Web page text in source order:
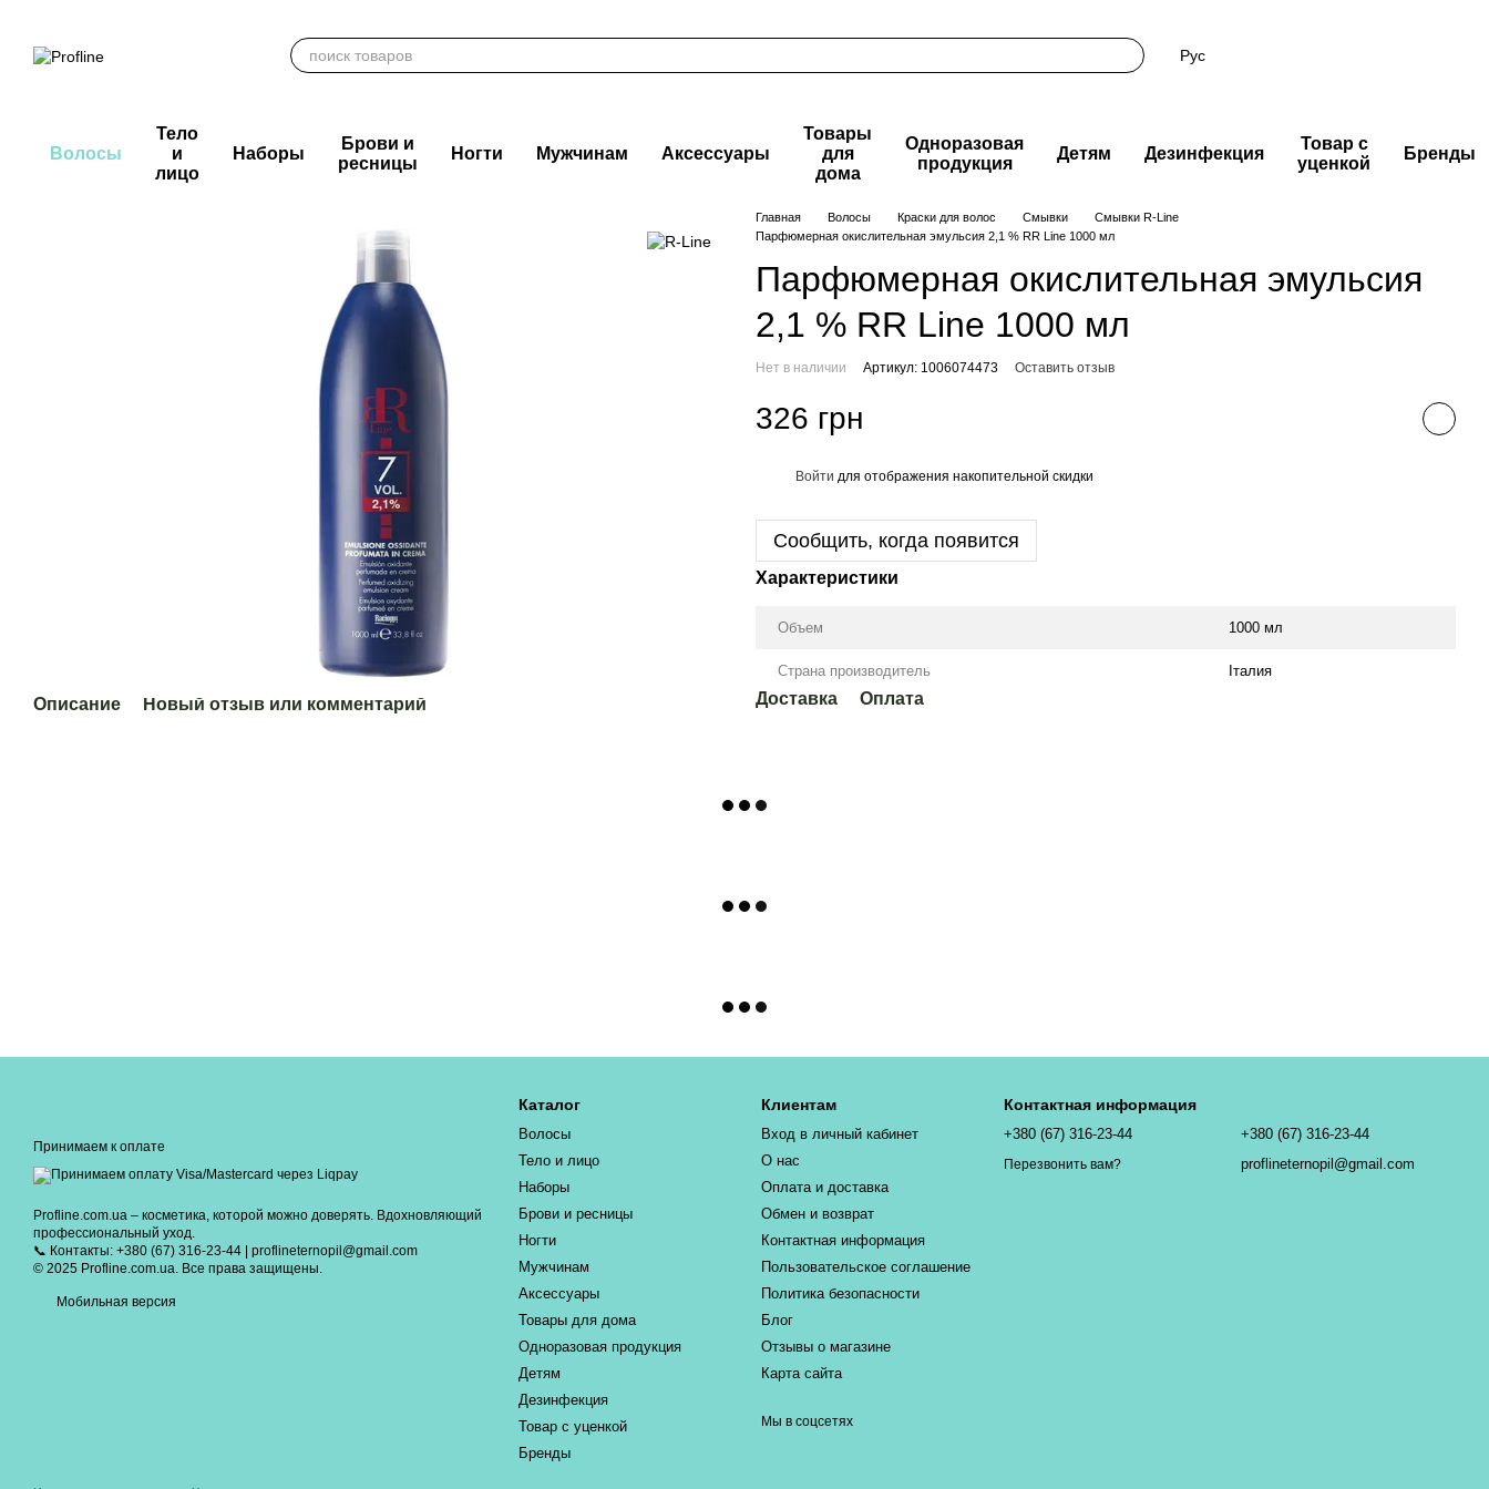
Рус
Волосы
Тело
и
лицо
Наборы
Брови и
ресницы
Ногти Мужчинам Аксессуары
Товары
для
дома
Одноразовая
продукция
Детям Дезинфекция
Товар с
уценкой
Бренды
Описание Новый отзыв или комментарий
Главная Волосы Краски для волос Смывки
Смывки R-Line
Парфюмерная окислительная эмульсия 2,1 % RR Line 1000 мл
Парфюмерная окислительная эмульсия
2,1 % RR Line 1000 мл
Нет в наличии Артикул: 1006074473 Оставить отзыв
326 грн
Войти для отображения накопительной скидки
Сообщить, когда появится
Характеристики
Объем 1000 мл
Страна производитель Італия
Доставка Оплата
Принимаем к оплате
Profline.com.ua – косметика, которой можно доверять. Вдохновляющий
профессиональный уход.
📞 Контакты: +380 (67) 316-23-44 | proflineternopil@gmail.com
© 2025 Profline.com.ua. Все права защищены.
Мобильная версия
Каталог
Волосы
Тело и лицо
Наборы
Брови и ресницы
Ногти
Мужчинам
Аксессуары
Товары для дома
Одноразовая продукция
Детям
Дезинфекция
Товар с уценкой
Бренды
Клиентам
Вход в личный кабинет
О нас
Оплата и доставка
Обмен и возврат
Контактная информация
Пользовательское соглашение
Политика безопасности
Блог
Отзывы о магазине
Карта сайта
Мы в соцсетях
Контактная информация
+380 (67) 316-23-44
Перезвонить вам?
+380 (67) 316-23-44
proflineternopil@gmail.com